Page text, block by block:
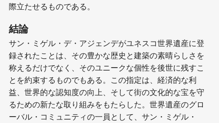
際立たせるものである。
結論
サン・ミゲル・デ・アジェンデがユネスコ世界遺産に登
録されたことは、その豊かな歴史と建築の素晴らしさを
称えるだけでなく、そのユニークな個性を後世に残すこ
とを約束するものでもある。この指定は、経済的な利
益、世界的な認知度の向上、そして街の文化的な宝を守
るための新たな取り組みをもたらした。世界遺産のグロ
ーバル・コミュニティの一員として、サン・ミゲル・